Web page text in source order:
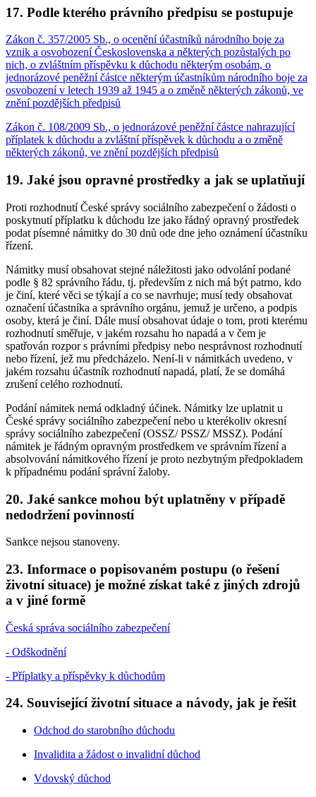
17. Podle kterého právního předpisu se postupuje
Zákon č. 357/2005 Sb., o ocenění účastníků národního boje za
vznik a osvobození Československa a některých pozůstalých po
nich, o zvláštním příspěvku k důchodu některým osobám, o
jednorázové peněžní částce některým účastníkům národního boje za
osvobození v letech 1939 až 1945 a o změně některých zákonů, ve
znění pozdějších předpisů
Zákon č. 108/2009 Sb., o jednorázové peněžní částce nahrazující
příplatek k důchodu a zvláštní příspěvek k důchodu a o změně
některých zákonů, ve znění pozdějších předpisů
19. Jaké jsou opravné prostředky a jak se uplatňují
Proti rozhodnutí České správy sociálního zabezpečení o žádosti o
poskytnutí příplatku k důchodu lze jako řádný opravný prostředek
podat písemné námitky do 30 dnů ode dne jeho oznámení účastníku
řízení.
Námitky musí obsahovat stejné náležitosti jako odvolání podané
podle § 82 správního řádu, tj. především z nich má být patrno, kdo
je činí, které věci se týkají a co se navrhuje; musí tedy obsahovat
označení účastníka a správního orgánu, jemuž je určeno, a podpis
osoby, která je činí. Dále musí obsahovat údaje o tom, proti kterému
rozhodnutí směřuje, v jakém rozsahu ho napadá a v čem je
spatřován rozpor s právními předpisy nebo nesprávnost rozhodnutí
nebo řízení, jež mu předcházelo. Není-li v námitkách uvedeno, v
jakém rozsahu účastník rozhodnutí napadá, platí, že se domáhá
zrušení celého rozhodnutí.
Podání námitek nemá odkladný účinek. Námitky lze uplatnit u
České správy sociálního zabezpečení nebo u kterékoliv okresní
správy sociálního zabezpečení (OSSZ/ PSSZ/ MSSZ). Podání
námitek je řádným opravným prostředkem ve správním řízení a
absolvování námitkového řízení je proto nezbytným předpokladem
k případnému podání správní žaloby.
20. Jaké sankce mohou být uplatněny v případě
nedodržení povinností
Sankce nejsou stanoveny.
23. Informace o popisovaném postupu (o řešení
životní situace) je možné získat také z jiných zdrojů
a v jiné formě
Česká správa sociálního zabezpečení
- Odškodnění
- Příplatky a příspěvky k důchodům
24. Související životní situace a návody, jak je řešit
Odchod do starobního důchodu
Invalidita a žádost o invalidní důchod
Vdovský důchod